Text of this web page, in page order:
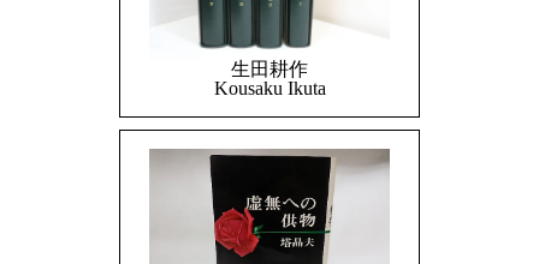
生田耕作
Kousaku Ikuta